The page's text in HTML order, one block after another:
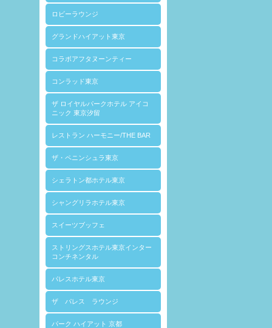
ロビーラウンジ
グランドハイアット東京
コラボアフタヌーンティー
コンラッド東京
ザ ロイヤルパークホテル アイコ
ニック 東京汐留
レストラン ハーモニー/THE BAR
ザ・ペニンシュラ東京
シェラトン都ホテル東京
シャングリラホテル東京
スイーツブッフェ
ストリングスホテル東京インター
コンチネンタル
パレスホテル東京
ザ パレス ラウンジ
パーク ハイアット 京都